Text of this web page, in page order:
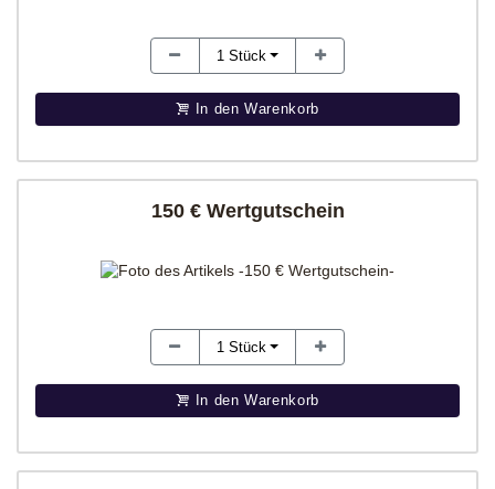
1 Stück
In den Warenkorb
150 € Wertgutschein
1 Stück
In den Warenkorb